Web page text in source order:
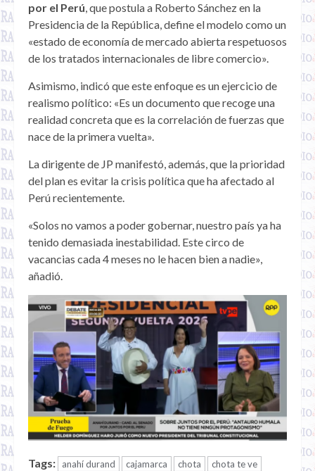
por el Perú, que postula a Roberto Sánchez en la
Presidencia de la República, define el modelo como un
«estado de economía de mercado abierta respetuosos
de los tratados internacionales de libre comercio».
Asimismo, indicó que este enfoque es un ejercicio de
realismo político: «Es un documento que recoge una
realidad concreta que es la correlación de fuerzas que
nace de la primera vuelta».
La dirigente de JP manifestó, además, que la prioridad
del plan es evitar la crisis política que ha afectado al
Perú recientemente.
«Solos no vamos a poder gobernar, nuestro país ya ha
tenido demasiada inestabilidad. Este circo de
vacancias cada 4 meses no le hacen bien a nadie»,
añadió.
Tags: anahí durand cajamarca chota
chota te ve